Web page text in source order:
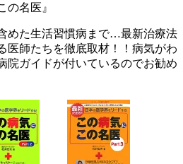
の名医』
めた生活習慣病まで…最新治療法
医師たちを徹底取材！！病気がわ
院ガイドが付いているのでお勧め